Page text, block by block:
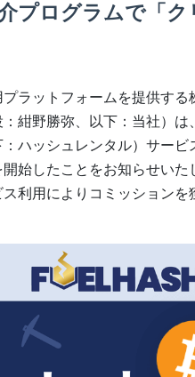
プログラムで「
ラットフォームを提供する
紺野勝弥、以下：当社）
ハッシュレンタル）サー
始したことをお知らせい
利⽤によりコミッション